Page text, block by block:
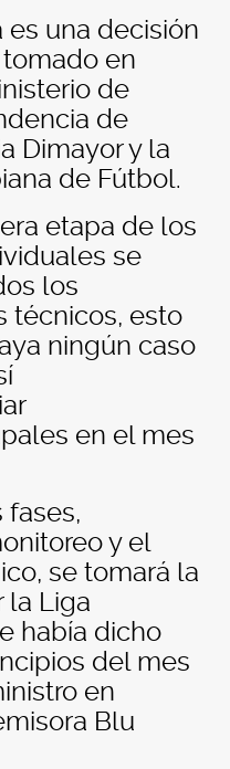
es una decisión
en
de
de
Dimayor y la
de Fútbol.
etapa de los
se
los
técnicos, esto
ningún caso
en el mes
fases,
y el
se tomará la
la Liga
había dicho
del mes
en
Blu